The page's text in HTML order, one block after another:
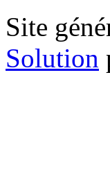
Site
Solution